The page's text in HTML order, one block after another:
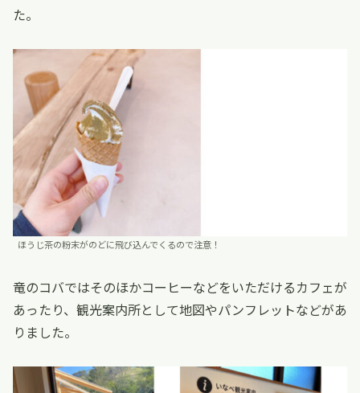
た。
ほうじ茶の粉末がのどに飛び込んでくるので注意！
竜のコバではそのほかコーヒーなどをいただけるカフェが
あったり、観光案内所として地図やパンフレットなどがあ
りました。